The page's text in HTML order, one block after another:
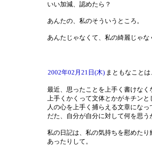
いい加減、認めたら？
あんたの、私のそういうところ。
あんたじゃなくて、私の綺麗じゃ
2002年02月21日(木) まともなこと
最近、思ったことを上手く書けな
上手くかくって文体とかがキチンと
人の心を上手く捕らえる文章にな
だた、自分が自分に対して何を思
私の日記は、私の気持ちを慰めた
あったりして。